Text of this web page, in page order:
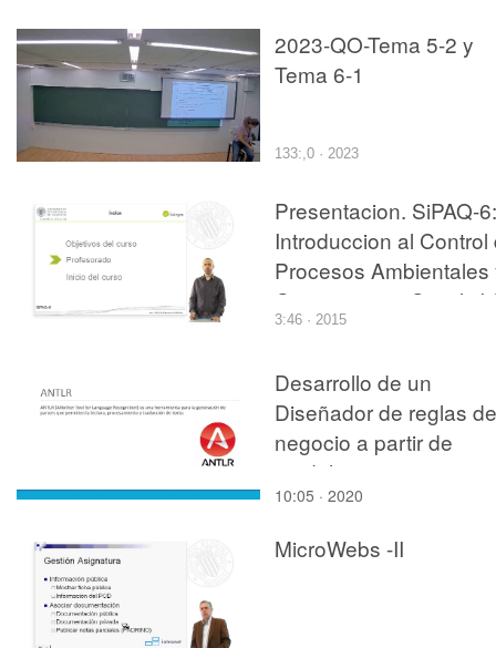
2023-QO-Tema 5-2 y
Tema 6-1
133:,0 · 2023
Presentacion. SiPAQ-6:
Introduccion al Control
Procesos Ambientales
Quimicos con
y Xcos?
3:46 · 2015
Desarrollo de un
Diseñador de reglas de
negocio a partir de
modelos
10:05 · 2020
MicroWebs -II